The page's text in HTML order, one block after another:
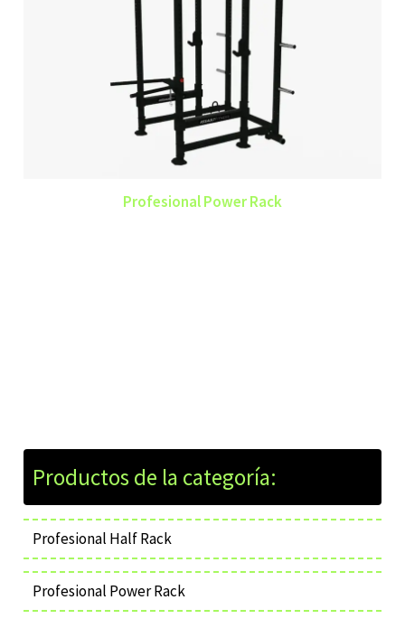
Profesional Half Rack
Profesional Power Rack
Profesional Power Rack